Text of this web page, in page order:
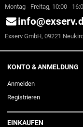
Montag - Freitag, 10:00 -
Exserv GmbH, 09221
KONTO & ANMELDUNG
Anmelden
Registrieren
EINKAUFEN